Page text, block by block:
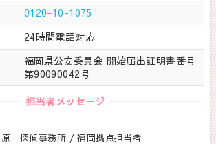
0120-10-1075
24時間電話対応
福岡県公安委員会 開始届出証明書番号
第90090042号
担当者メッセージ
原一探偵事務所 / 福岡拠点担当者